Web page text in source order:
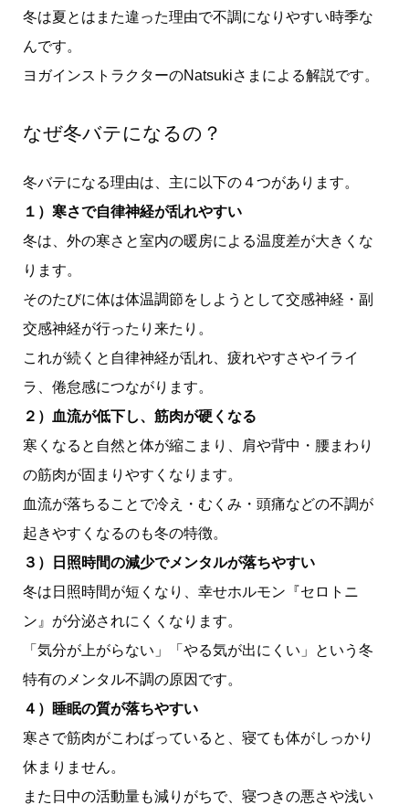
冬は夏とはまた違った理由で不調になりやすい時季な
んです。
ヨガインストラクターのNatsukiさまによる解説です。
なぜ冬バテになるの？
冬バテになる理由は、主に以下の４つがあります。
１）寒さで自律神経が乱れやすい
冬は、外の寒さと室内の暖房による温度差が大きくな
ります。
そのたびに体は体温調節をしようとして交感神経・副
交感神経が行ったり来たり。
これが続くと自律神経が乱れ、疲れやすさやイライ
ラ、倦怠感につながります。
２）血流が低下し、筋肉が硬くなる
寒くなると自然と体が縮こまり、肩や背中・腰まわり
の筋肉が固まりやすくなります。
血流が落ちることで冷え・むくみ・頭痛などの不調が
起きやすくなるのも冬の特徴。
３）日照時間の減少でメンタルが落ちやすい
冬は日照時間が短くなり、幸せホルモン『セロトニ
ン』が分泌されにくくなります。
「気分が上がらない」「やる気が出にくい」という冬
特有のメンタル不調の原因です。
４）睡眠の質が落ちやすい
寒さで筋肉がこわばっていると、寝ても体がしっかり
休まりません。
また日中の活動量も減りがちで、寝つきの悪さや浅い